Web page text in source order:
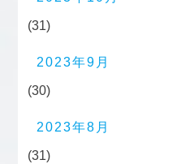
(31)
2023年9月
(30)
2023年8月
(31)